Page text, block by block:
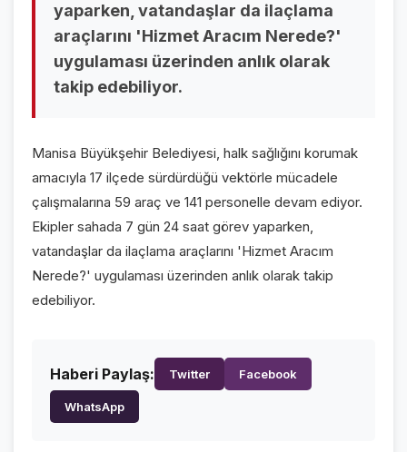
GALERİLER
VİDEO GALERİ
FOTO GALERİ
KÜNYE
İLETİŞİM
yaparken, vatandaşlar da ilaçlama
araçlarını 'Hizmet Aracım Nerede?'
uygulaması üzerinden anlık olarak
takip edebiliyor.
Manisa Büyükşehir Belediyesi, halk sağlığını korumak
amacıyla 17 ilçede sürdürdüğü vektörle mücadele
çalışmalarına 59 araç ve 141 personelle devam ediyor.
Ekipler sahada 7 gün 24 saat görev yaparken,
vatandaşlar da ilaçlama araçlarını 'Hizmet Aracım
Nerede?' uygulaması üzerinden anlık olarak takip
edebiliyor.
Haberi Paylaş: Twitter Facebook
WhatsApp